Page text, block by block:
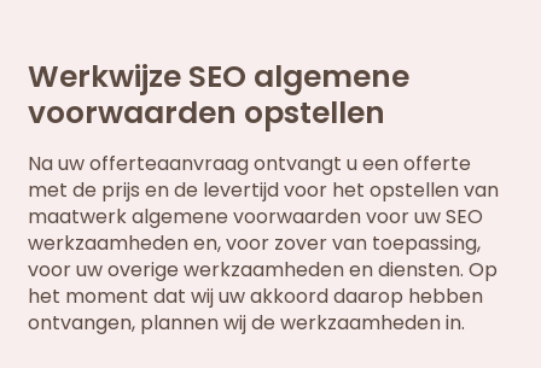
Werkwijze SEO algemene
voorwaarden opstellen
Na uw offerteaanvraag ontvangt u een offerte
met de prijs en de levertijd voor het opstellen van
maatwerk algemene voorwaarden voor uw SEO
werkzaamheden en, voor zover van toepassing,
voor uw overige werkzaamheden en diensten. Op
het moment dat wij uw akkoord daarop hebben
ontvangen, plannen wij de werkzaamheden in.